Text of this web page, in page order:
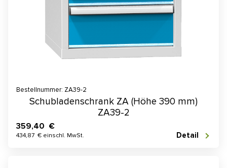
Bestellnummer: ZA39-2
Schubladenschrank ZA (Höhe 390 mm)
ZA39-2
359,40 €
434,87 € einschl. MwSt. Detail